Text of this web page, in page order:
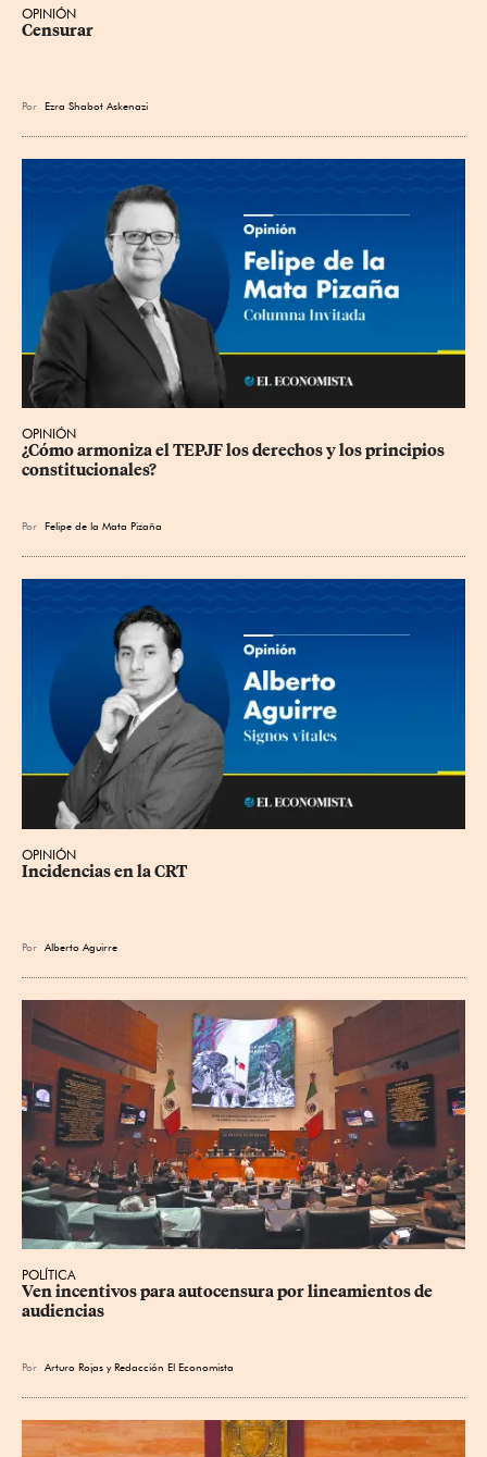
OPINIÓN
Censurar
Por Ezra Shabot Askenazi
OPINIÓN
¿Cómo armoniza el TEPJF los derechos y los principios
constitucionales?
Por Felipe de la Mata Pizaña
OPINIÓN
Incidencias en la CRT
Por Alberto Aguirre
POLÍTICA
Ven incentivos para autocensura por lineamientos de
audiencias
Por Arturo Rojas yRedacción El Economista